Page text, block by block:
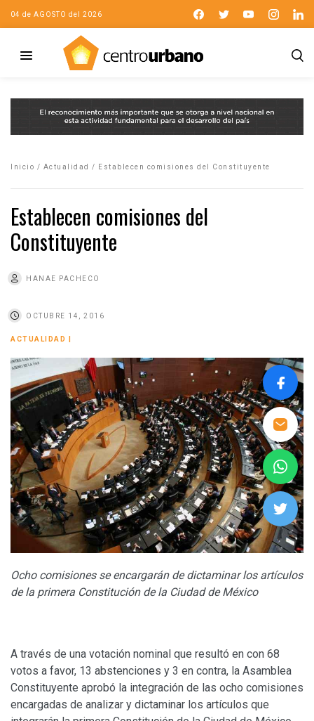
04 de AGOSTO del 2026
Inicio / Actualidad / Establecen comisiones del Constituyente
Establecen comisiones del
Constituyente
HANAE PACHECO
OCTUBRE 14, 2016
ACTUALIDAD
Ocho comisiones se encargarán de dictaminar los artículos
de la primera Constitución de la Ciudad de México
A través de una votación nominal que resultó en con 68
votos a favor, 13 abstenciones y 3 en contra, la Asamblea
Constituyente aprobó la integración de las ocho comisiones
encargadas de analizar y dictaminar los artículos que